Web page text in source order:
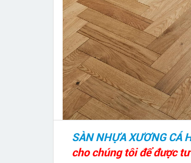
SÀN NHỰA XƯƠNG CÁ
cho chúng tôi để được